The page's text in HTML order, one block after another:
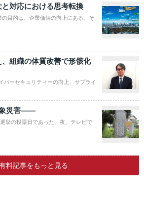
対応における思考転換
目的は、企業価値の向上にある。そ
組織の体質改善で形骸化
バーセキュリティーの向上、サプライ
災害――
挙の投票日であった。夜、テレビで
料記事をもっと見る